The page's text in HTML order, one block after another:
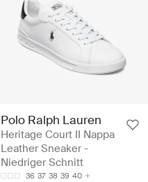
Polo Ralph Lauren
Heritage Court II Nappa
Leather Sneaker -
Niedriger Schnitt
36 37 38 39 40